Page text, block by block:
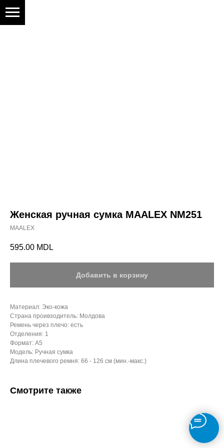
Женская ручная сумка MAALEX NM251
MAALEX
595.00 MDL
Добавить в корзину
Материал: Эко-кожа
Страна проивзодитель: Молдова
Ремень через плечо: есть
Отделения: 1
Формат: А5
Модель: Ручная сумка
Длина плечевого ремня: 66 - 126 см (мин.-макс.)
Смотрите также